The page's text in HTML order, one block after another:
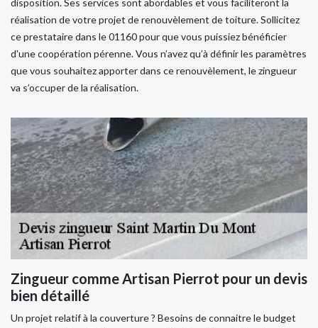
disposition. Ses services sont abordables et vous faciliteront la
réalisation de votre projet de renouvèlement de toiture. Sollicitez
ce prestataire dans le 01160 pour que vous puissiez bénéficier
d'une coopération pérenne. Vous n’avez qu’à définir les paramètres
que vous souhaitez apporter dans ce renouvèlement, le zingueur
va s’occuper de la réalisation.
Zingueur comme Artisan Pierrot pour un devis
bien détaillé
Un projet relatif à la couverture ? Besoins de connaitre le budget